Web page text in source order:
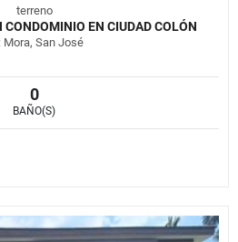
terreno
CONDOMINIO EN CIUDAD COLÓN
: Mora, San José
0
BAÑO(S)